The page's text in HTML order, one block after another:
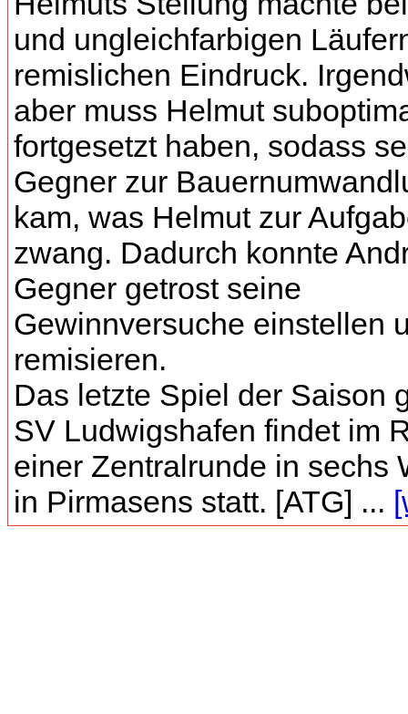
und ungleichfarbigen
remislichen Eindruck.
aber muss Helmut
fortgesetzt haben, sodass
Gegner zur
kam, was Helmut zur
zwang. Dadurch konnte
Gegner getrost seine
Gewinnversuche einstellen
remisieren.
Das letzte Spiel der Saison
SV Ludwigshafen findet im
einer Zentralrunde in sechs
in Pirmasens statt. [ATG] ...